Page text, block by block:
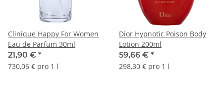
Clinique Happy For Women
Eau de Parfum 30ml
21,90 € *
730,06 € pro 1 l
Dior Hypnotic Poison Body
Lotion 200ml
59,66 € *
298,30 € pro 1 l